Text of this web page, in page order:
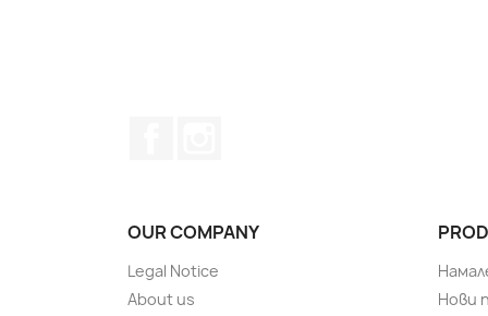
OUR COMPANY
Legal Notice
About us
Нови